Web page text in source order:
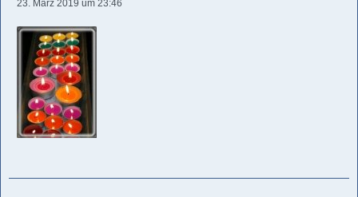
23. März 2019 um 23:46